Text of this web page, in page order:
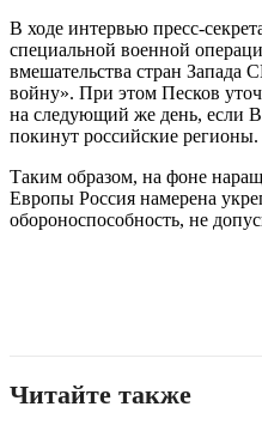
В ходе интервью пресс-
специальной военной
вмешательства стран Запада
войну». При этом Песков
на следующий же день, если
покинут российские регионы.
Таким образом, на фоне
Европы Россия намерена
обороноспособность, не
Читайте также